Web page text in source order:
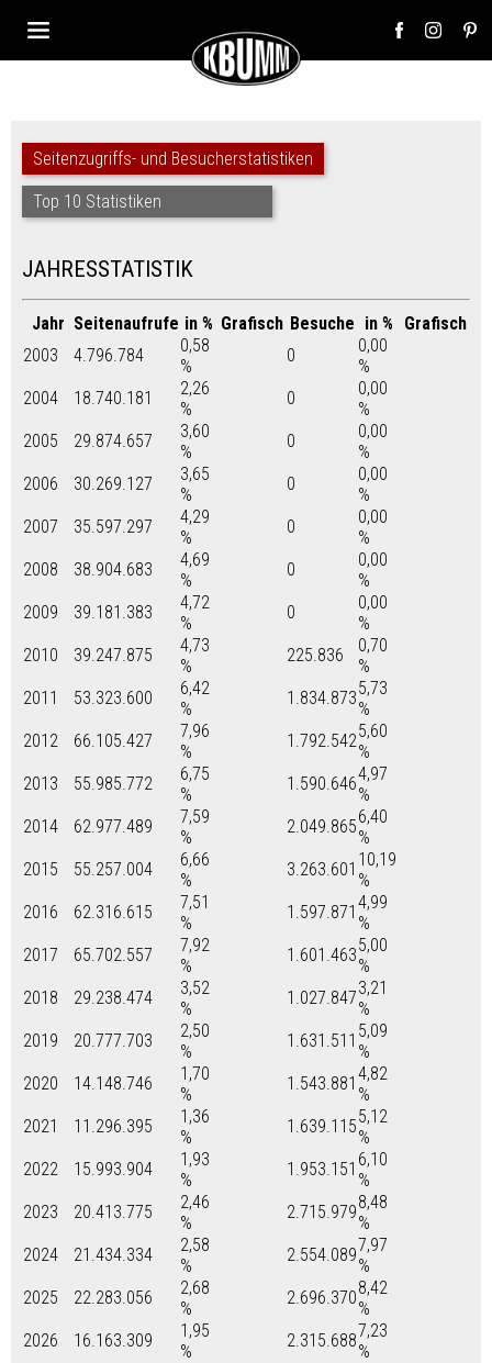
Seitenzugriffs- und Besucherstatistiken
Top 10 Statistiken
JAHRESSTATISTIK
Jahr Seitenaufrufe in % Grafisch Besuche in %
Grafisch
2003
4.796.784
0,58
%
0
0,00
%
2004
18.740.181
2,26
%
0
0,00
%
2005
29.874.657
3,60
%
0
0,00
%
2006
30.269.127
3,65
%
0
0,00
%
2007
35.597.297
4,29
%
0
0,00
%
2008
38.904.683
4,69
%
0
0,00
%
2009
39.181.383
4,72
%
0
0,00
%
2010
39.247.875
4,73
%
225.836
0,70
%
2011
53.323.600
6,42
%
1.834.8735,73
%
2012
66.105.427
7,96
%
1.792.5425,60
%
2013
55.985.772
6,75
%
1.590.6464,97
%
2014
62.977.489
7,59
%
2.049.8656,40
%
2015
55.257.004
6,66
%
3.263.601 10,19
%
2016
62.316.615
7,51
%
1.597.871 4,99
%
2017
65.702.557
7,92
%
1.601.4635,00
%
2018
29.238.474
3,52
%
1.027.8473,21
%
2019
20.777.703
2,50
%
1.631.511 5,09
%
2020
14.148.746
1,70
%
1.543.881 4,82
%
2021
11.296.395
1,36
%
1.639.1155,12
%
2022
15.993.904
1,93
%
1.953.151 6,10
%
2023
20.413.775
2,46
%
2.715.9798,48
%
2024
21.434.334
2,58
%
2.554.0897,97
%
2025
22.283.056
2,68
%
2.696.3708,42
%
2026
16.163.309
1,95
%
2.315.6887,23
%